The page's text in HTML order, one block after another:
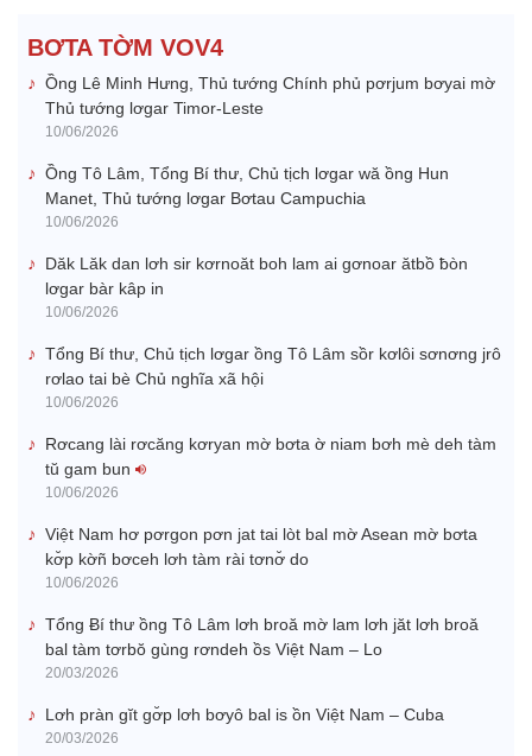
BƠTA TỜM VOV4
Ồng Lê Minh Hưng, Thủ tướng Chính phủ pơrjum bơyai mờ
Thủ tướng lơgar Timor-Leste
10/06/2026
Ồng Tô Lâm, Tổng Bí thư, Chủ tịch lơgar wă ồng Hun
Manet, Thủ tướng lơgar Bơtau Campuchia
10/06/2026
Dăk Lăk dan lơh sir kơrnoăt boh lam ai gơnoar ătbồ ƀòn
lơgar bàr kâp in
10/06/2026
Tổng Bí thư, Chủ tịch lơgar ồng Tô Lâm sồr kơlôi sơnơng jrô
rơlao tai bè Chủ nghĩa xã hội
10/06/2026
Rơcang lài rơcăng kơryan mờ bơta ờ niam bơh mè deh tàm
tŭ gam bun
10/06/2026
Việt Nam hơ pơrgon pơn jat tai lòt bal mờ Asean mờ bơta
kơ̆p kờñ bơceh lơh tàm rài tơnơ̆ do
10/06/2026
Tổng Ƀí thư ồng Tô Lâm lơh broă mờ lam lơh jăt lơh broă
bal tàm tơrbŏ gùng rơndeh ồs Việt Nam – Lo
20/03/2026
Lơh pràn gĭt gơ̆p lơh bơyô bal is ồn Việt Nam – Cuba
20/03/2026